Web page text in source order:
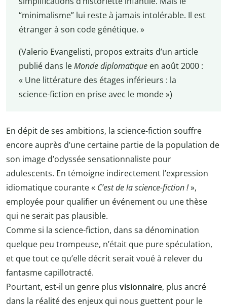
“minimalisme” lui reste à jamais intolérable. Il est
étranger à son code génétique. »
(Valerio Evangelisti, propos extraits d’un article
publié dans leMonde diplomatiqueen août 2000 :
« Une littérature des étages inférieurs : la
science-fiction en prise avec le monde »)
En dépit de ses ambitions, la science-fiction souffre
encore auprès d’une certaine partie de la population de
son image d’odyssée sensationnaliste pour
adulescents. En témoigne indirectement l’expression
idiomatique courante « C’est de la science-fiction !»,
employée pour qualifier un événement ou une thèse
qui ne serait pas plausible.
Comme si la science-fiction, dans sa dénomination
quelque peu trompeuse, n’était que pure spéculation,
et que tout ce qu’elle décrit serait voué à relever du
fantasme capillotracté.
Pourtant, est-il un genre plus visionnaire, plus ancré
dans la réalité des enjeux qui nous guettent pour le